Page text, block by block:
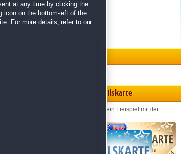
.
Vorteilskarte
Jeden Monat ein Freispiel mit der
at any time by clicking the
icon on the bottom-left of the
For more details, refer to our